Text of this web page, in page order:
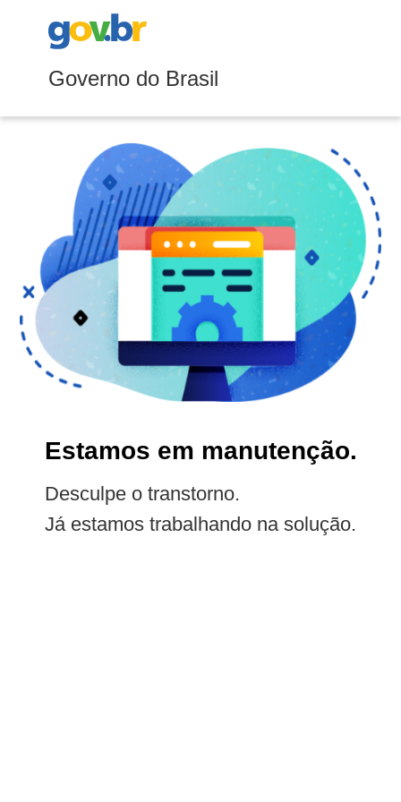
Governo do Brasil
Estamos em manutenção.
Desculpe o transtorno.
Já estamos trabalhando na solução.